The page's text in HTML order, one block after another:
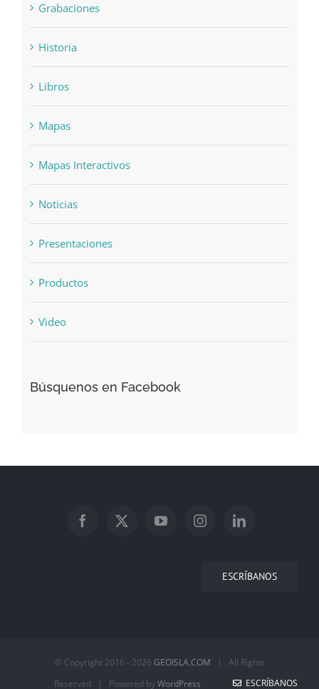
Grabaciones
Historia
Libros
Mapas
Mapas Interactivos
Noticias
Presentaciones
Productos
Video
Búsquenos en Facebook
ESCRÍBANOS
© Copyright 2016 - 2026 GEOISLA.COM | All Rights
Reserved | Powered byWordPress ESCRÍBANOS